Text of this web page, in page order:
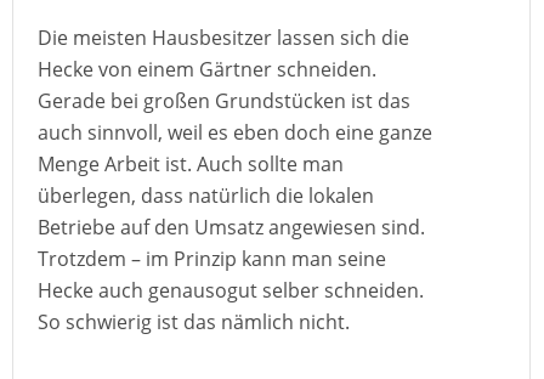
Die meisten Hausbesitzer lassen sich die
Hecke von einem Gärtner schneiden.
Gerade bei großen Grundstücken ist das
auch sinnvoll, weil es eben doch eine ganze
Menge Arbeit ist. Auch sollte man
überlegen, dass natürlich die lokalen
Betriebe auf den Umsatz angewiesen sind.
Trotzdem – im Prinzip kann man seine
Hecke auch genausogut selber schneiden.
So schwierig ist das nämlich nicht.